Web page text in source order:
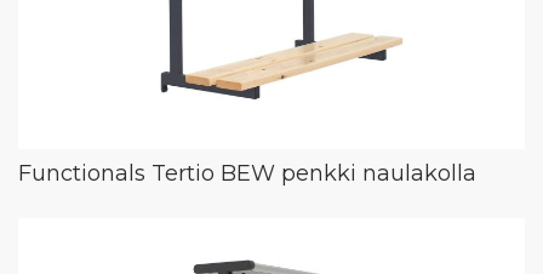
Functionals Tertio BEW penkki naulakolla